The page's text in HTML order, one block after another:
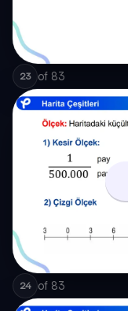
23 of 83
24 of 83